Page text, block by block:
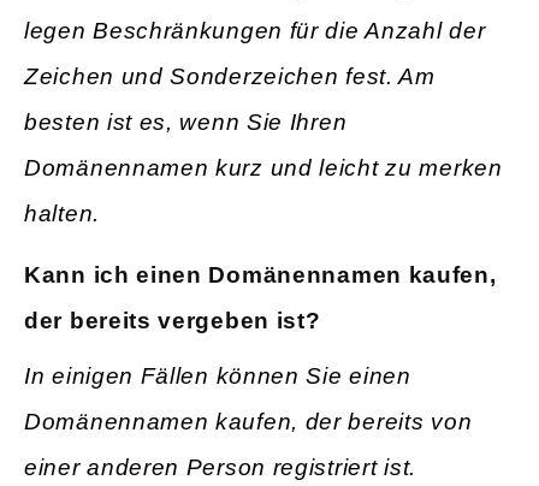
legen Beschränkungen für die Anzahl der
Zeichen und Sonderzeichen fest. Am
besten ist es, wenn Sie Ihren
Domänennamen kurz und leicht zu merken
halten.
Kann ich einen Domänennamen kaufen,
der bereits vergeben ist?
In einigen Fällen können Sie einen
Domänennamen kaufen, der bereits von
einer anderen Person registriert ist.